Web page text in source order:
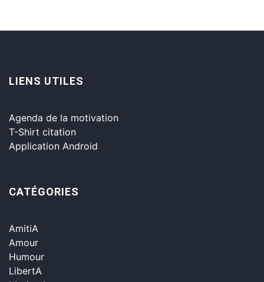
LIENS UTILES
Agenda de la motivation
T-Shirt citation
Application Android
CATÉGORIES
AmitiA
Amour
Humour
LibertA